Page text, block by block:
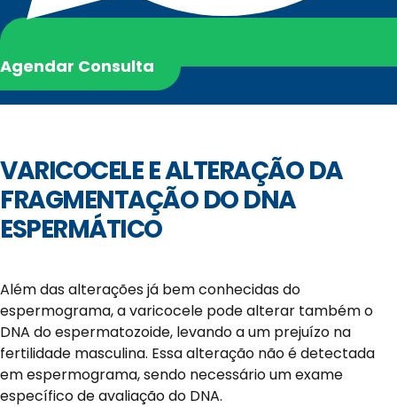
Agendar Consulta
VARICOCELE E ALTERAÇÃO DA
FRAGMENTAÇÃO DO DNA
ESPERMÁTICO
Além das alterações já bem conhecidas do
espermograma, a varicocele pode alterar também o
DNA do espermatozoide, levando a um prejuízo na
fertilidade masculina. Essa alteração não é detectada
em espermograma, sendo necessário um exame
específico de avaliação do DNA.